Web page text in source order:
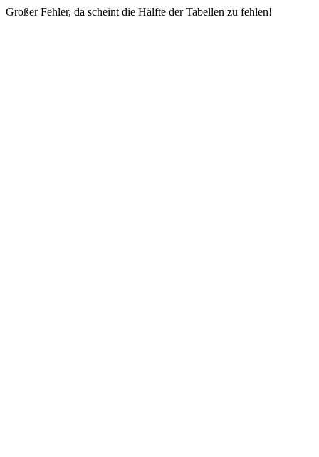
Großer Fehler, da scheint die Hälfte der Tabellen zu fehlen!